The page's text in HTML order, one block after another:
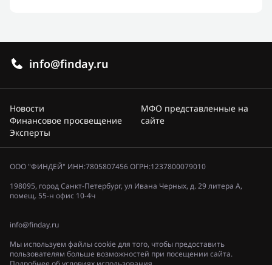
info@finday.ru
Новости
Финансовое просвещение
Эксперты
МФО представленные на
сайте
ООО "ФИНДЕЙ" ИНН:7805807456 ОГРН:1237800079010
198095, город Санкт-Петербург, ул Ивана Черных, д. 29 литера А,
помещ. 55-н офис 10-4ч
info@finday.ru
Мы используем файлы cookie для того, чтобы предоставить
пользователям больше возможностей при посещении сайта.